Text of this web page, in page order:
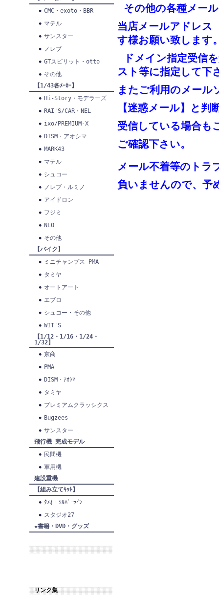
CMC・exoto・BBR
マテル
サンスター
ノレブ
GTスピリット・otto
その他
【1/43各ﾒｰｶｰ】
Hi-Story・モデラーズ
RAI'S/CAR・NEL
ixo/PREMIUM-X
DISM・アオシマ
MARK43
マテル
シュコー
ノレブ・ルミノ
アイドロン
フジミ
NEO
その他
【バイク】
ミニチャンプス PMA
タミヤ
オートアート
エブロ
シュコー・その他
WIT'S
【1/12・1/16・1/24・
1/32】
京商
PMA
DISM・ｱｵｼﾏ
タミヤ
プレミアムクラッシクス
Bugzees
サンスター
飛行機 完成モデル
民間機
軍用機
建設重機
【組み立てｷｯﾄ】
ﾀﾒｵ・ｼﾙﾊﾞｰﾗｲﾝ
スタジオ27
★書籍・DVD・グッズ
リンク集
その他の各種メー
当店メールアドレス
す様お願い致します
ドメイン指定受信
スト等に指定して下
またご利用のメール
【迷惑メール】と
受信している場合も
ご確認下さい。
メール不着等のトラ
負いませんので、予